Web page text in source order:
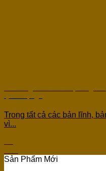
Trong tất cả các bản lĩnh,
vì...
Sản Phẩm Mới